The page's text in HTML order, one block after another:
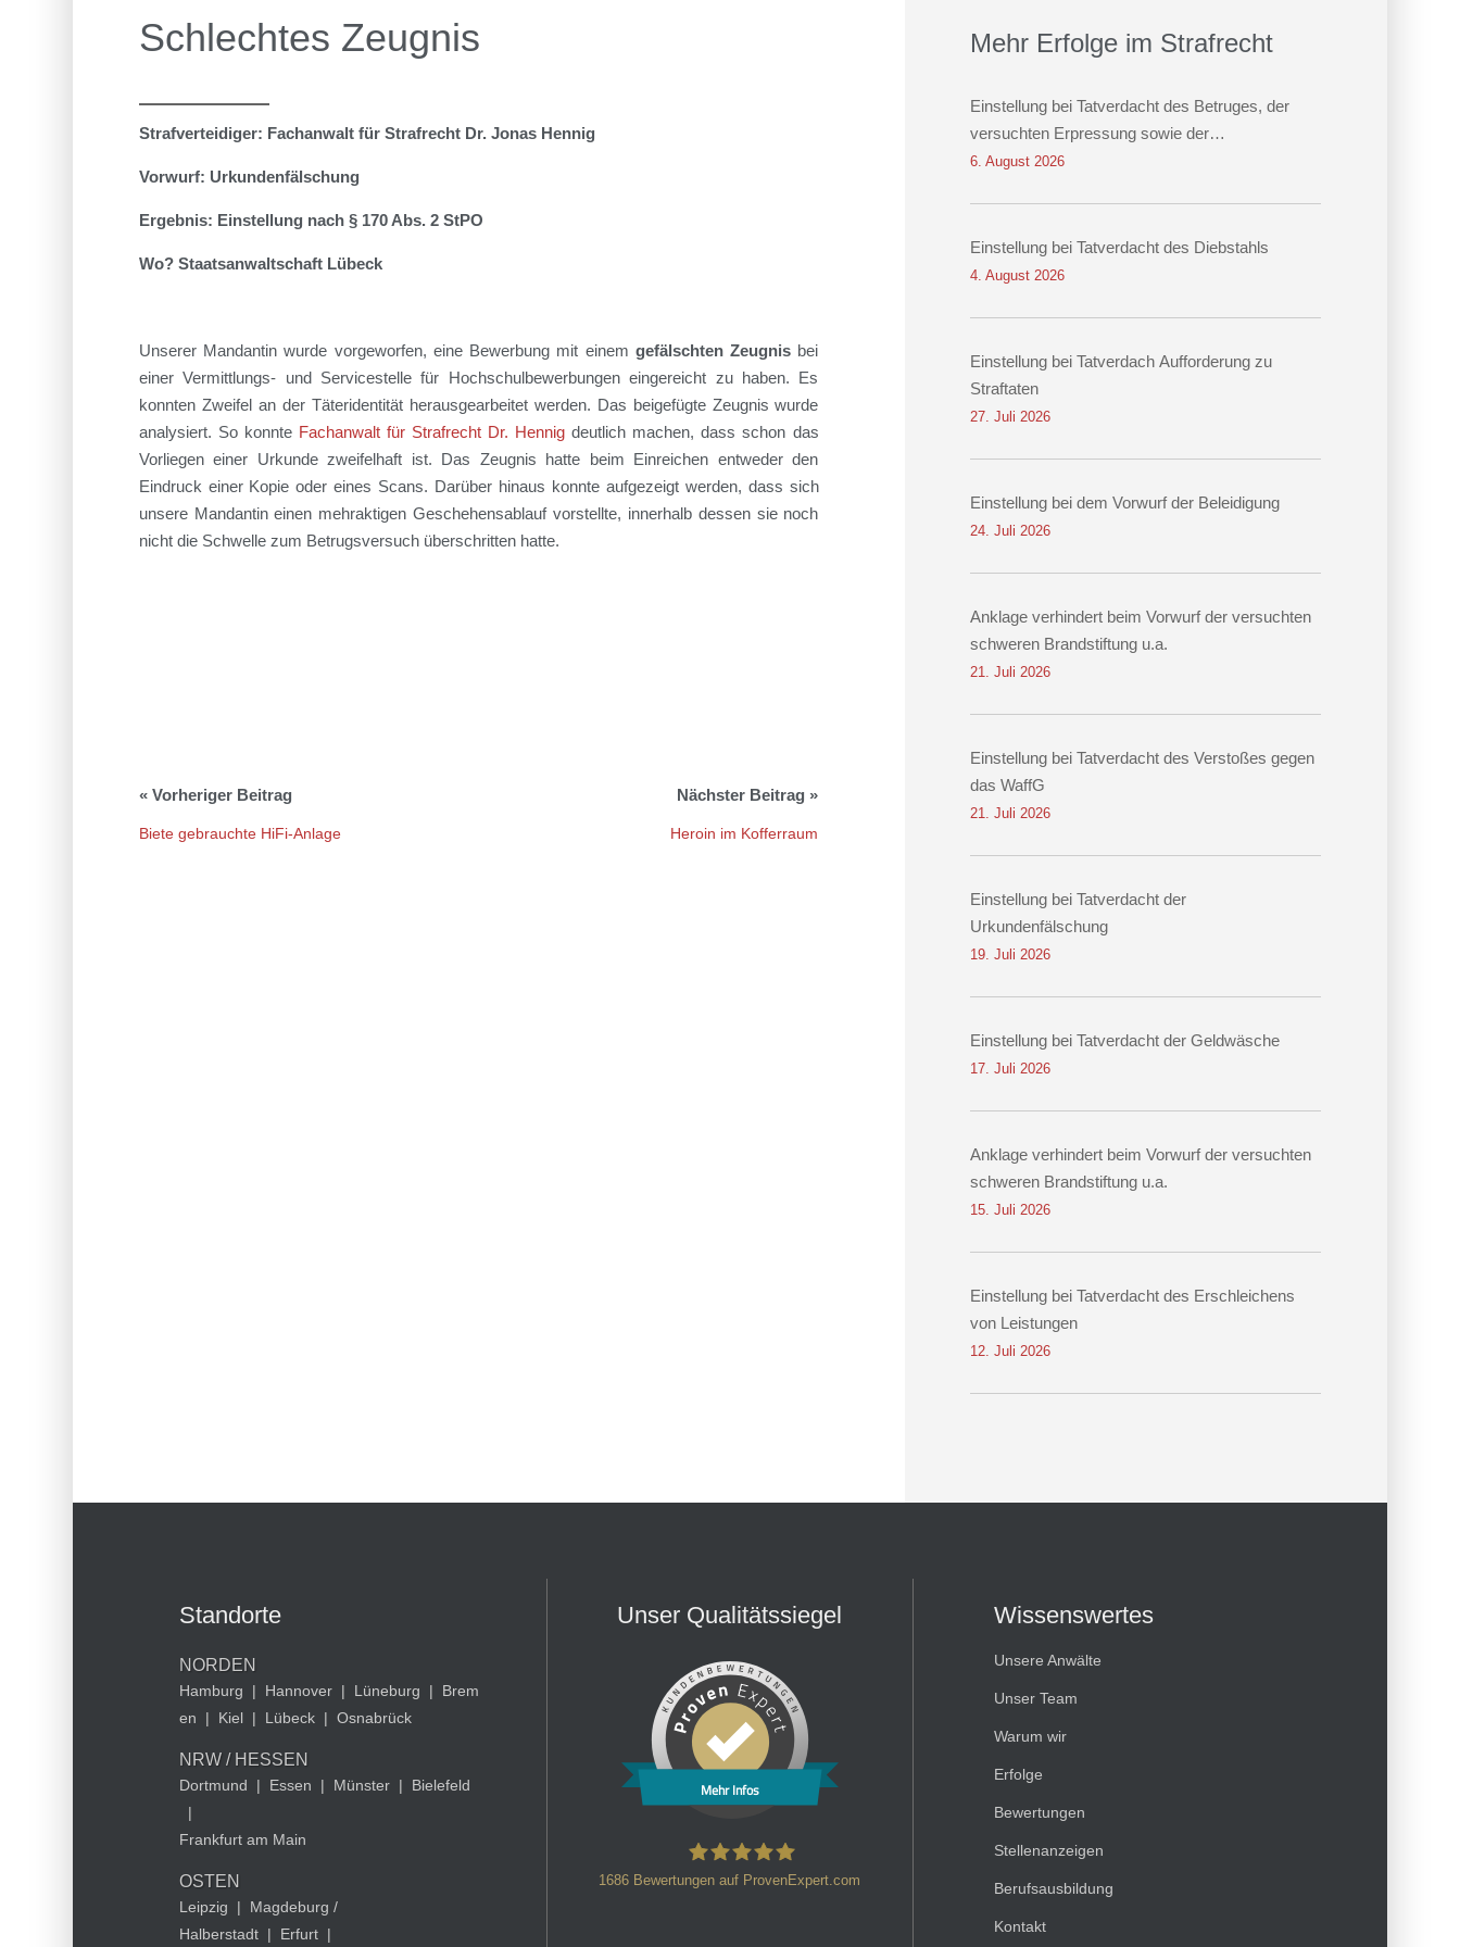
Schlechtes Zeugnis
Strafverteidiger: Fachanwalt für Strafrecht Dr. Jonas Hennig
Vorwurf: Urkundenfälschung
Ergebnis: Einstellung nach § 170 Abs. 2 StPO
Wo? Staatsanwaltschaft Lübeck
Unserer Mandantinwurde vorgeworfen, eine Bewerbung mit einem gefälschten Zeugnis bei
einer Vermittlungs- und Servicestelle für Hochschulbewerbungen eingereicht zu haben. Es
konnten Zweifel an der Täteridentität herausgearbeitet werden. Das beigefügte Zeugnis wurde
analysiert. So konnte Fachanwalt für Strafrecht Dr. Hennigdeutlich machen, dass schon das
Vorliegen einer Urkundezweifelhaft ist. Das Zeugnis hatte beim Einreichen entweder den
Eindruck einer Kopie oder eines Scans. Darüber hinaus konnte aufgezeigt werden, dass sich
unsere Mandantin einen mehraktigen Geschehensablauf vorstellte, innerhalb dessen sie noch
nicht die Schwelle zum Betrugsversuch überschritten hatte.
Biete gebrauchte HiFi-Anlage Heroin im Kofferraum
Mehr Erfolge im Strafrecht
Einstellung bei Tatverdacht des Betruges, der
versuchten Erpressung sowie der
Datenveränderung
6. August 2026
Einstellung bei Tatverdacht des Diebstahls
4. August 2026
Einstellung bei Tatverdach Aufforderung zu
Straftaten
27. Juli 2026
Einstellung bei dem Vorwurf der Beleidigung
24. Juli 2026
Anklage verhindert beim Vorwurf der versuchten
schweren Brandstiftung u.a.
21. Juli 2026
Einstellung bei Tatverdacht des Verstoßes gegen
das WaffG
21. Juli 2026
Einstellung bei Tatverdacht der
Urkundenfälschung
19. Juli 2026
Einstellung bei Tatverdacht der Geldwäsche
17. Juli 2026
Anklage verhindert beim Vorwurf der versuchten
schweren Brandstiftung u.a.
15. Juli 2026
Einstellung bei Tatverdacht des Erschleichens
von Leistungen
12. Juli 2026
Standorte
NORDEN
Hamburg | Hannover | Lüneburg |
Brem
en
| Kiel | Lübeck | Osnabrück
NRW / HESSEN
Dortmund | Essen | Münster |
Bielefeld
|
Frankfurt am Main
OSTEN
Leipzig |
Magdeburg /
Halberstadt | Erfurt |
Unser Qualitätssiegel
Mehr Infos
1686 Bewertungen auf ProvenExpert.com
Wissenswertes
Unsere Anwälte
Unser Team
Warum wir
Erfolge
Bewertungen
Stellenanzeigen
Berufsausbildung
Kontakt